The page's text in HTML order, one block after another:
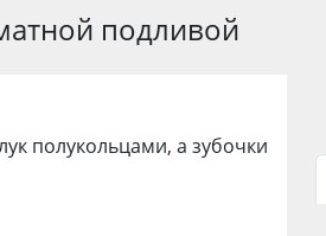
подливой
полукольцами, а зубочки